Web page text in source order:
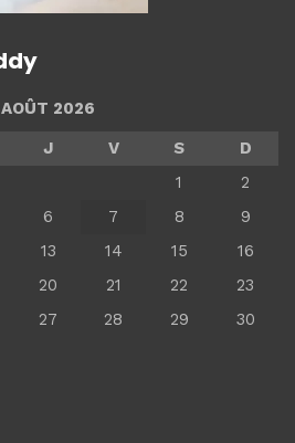
AOÛT 2026
J V S
D
1
2
6 7 8
9
13 14 15
16
20 21 22
23
27 28 29
30